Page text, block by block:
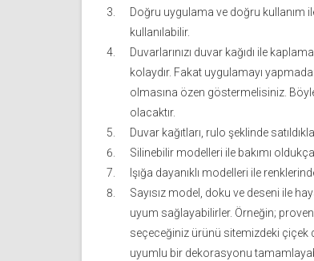
Doğru uygulama ve doğru kullanım
kullanılabilir.
Duvarlarınızı duvar kağıdı ile
kolaydır. Fakat uygulamayı
olmasına özen göstermelisiniz.
olacaktır.
Duvar kağıtları, rulo şeklinde
Silinebilir modelleri ile bakımı
Işığa dayanıklı modelleri ile
Sayısız model, doku ve deseni ile
uyum sağlayabilirler. Örneğin;
seçeceğiniz ürünü sitemizdeki çiçek
uyumlu bir dekorasyonu